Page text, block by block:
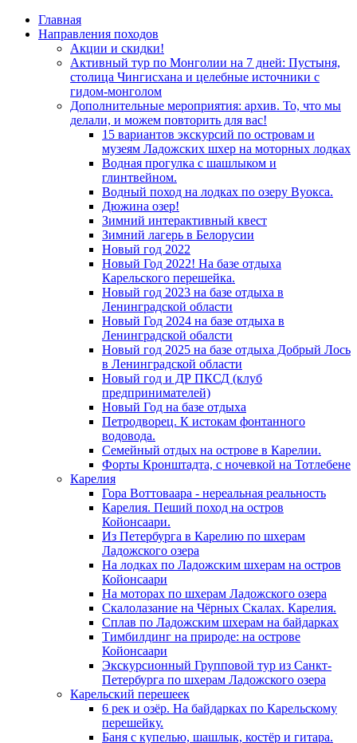
Главная
Направления походов
Акции и скидки!
Активный тур по Монголии на 7 дней: Пустыня,
столица Чингисхана и целебные источники с
гидом-монголом
Дополнительные мероприятия: архив. То, что мы
делали, и можем повторить для вас!
15 вариантов экскурсий по островам и
музеям Ладожских шхер на моторных лодках
Водная прогулка с шашлыком и
глинтвейном.
Водный поход на лодках по озеру Вуокса.
Дюжина озер!
Зимний интерактивный квест
Зимний лагерь в Белорусии
Новый год 2022
Новый Год 2022! На базе отдыха
Карельского перешейка.
Новый год 2023 на базе отдыха в
Ленинградской области
Новый Год 2024 на базе отдыха в
Ленинградской обалсти
Новый год 2025 на базе отдыха Добрый Лось
в Ленинградской области
Новый год и ДР ПКСД (клуб
предпринимателей)
Новый Год на базе отдыха
Петродворец. К истокам фонтанного
водовода.
Семейный отдых на острове в Карелии.
Форты Кронштадта, с ночевкой на Тотлебене
Карелия
Гора Воттоваара - нереальная реальность
Карелия. Пеший поход на остров
Койонсаари.
Из Петербурга в Карелию по шхерам
Ладожского озера
На лодках по Ладожским шхерам на остров
Койонсаари
На моторах по шхерам Ладожского озера
Скалолазание на Чёрных Скалах. Карелия.
Сплав по Ладожским шхерам на байдарках
Тимбилдинг на природе: на острове
Койонсаари
Экскурсионный Групповой тур из Санкт-
Петербурга по шхерам Ладожского озера
Карельский перешеек
6 рек и озёр. На байдарках по Карельскому
перешейку.
Баня с купелью, шашлык, костёр и гитара.